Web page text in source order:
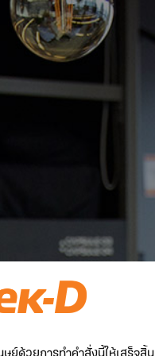
ย์ด้วยการทำคำสั่งนี้ให้เสร็จสิ้น